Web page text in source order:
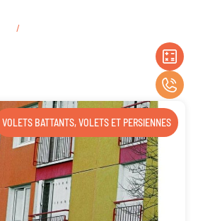
/
VOLETS BATTANTS,VOLETS ET PERSIENNES